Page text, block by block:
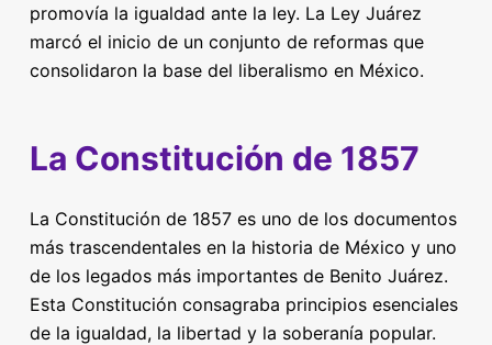
promovía la igualdad ante la ley. La Ley Juárez
marcó el inicio de un conjunto de reformas que
consolidaron la base del liberalismo en México.
La Constitución de 1857
La Constitución de 1857 es uno de los documentos
más trascendentales en la historia de México y uno
de los legados más importantes de Benito Juárez.
Esta Constitución consagraba principios esenciales
de la igualdad, la libertad y la soberanía popular.